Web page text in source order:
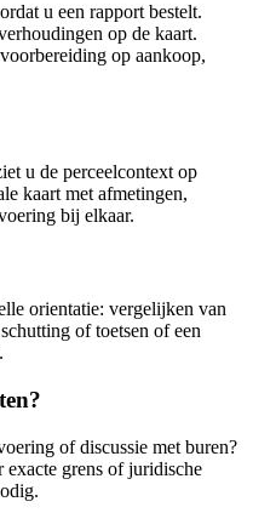
u een rapport bestelt.
op de kaart.
op aankoop,
u de perceelcontext op
kaart met afmetingen,
bij elkaar.
orientatie: vergelijken van
of toetsen of een
of discussie met buren?
exacte grens of juridische